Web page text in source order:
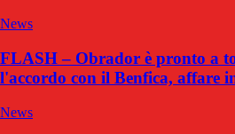
News
FLASH – Obrador è pronto a
l'accordo con il Benfica, affare
News